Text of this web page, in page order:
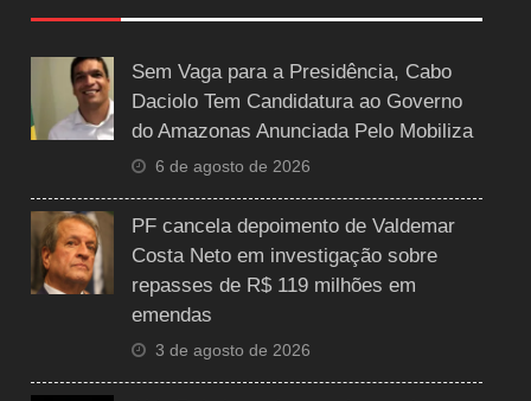
Sem Vaga para a Presidência, Cabo
Daciolo Tem Candidatura ao Governo
do Amazonas Anunciada Pelo Mobiliza
6 de agosto de 2026
PF cancela depoimento de Valdemar
Costa Neto em investigação sobre
repasses de R$ 119 milhões em
emendas
3 de agosto de 2026